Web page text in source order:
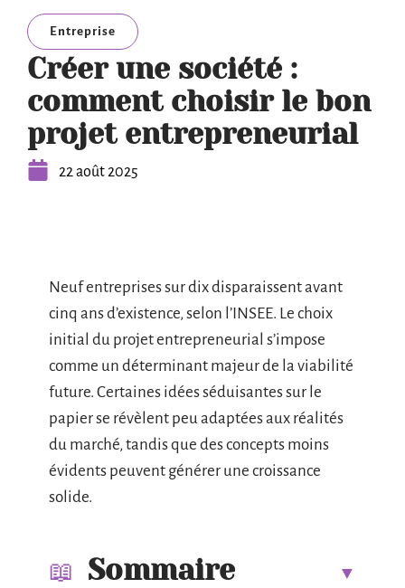
Entreprise
Créer une société :
comment choisir le bon
projet entrepreneurial
22 août 2025
Neuf entreprises sur dix disparaissent avant
cinq ans d’existence, selon l’INSEE. Le choix
initial du projet entrepreneurial s’impose
comme un déterminant majeur de la viabilité
future. Certaines idées séduisantes sur le
papier se révèlent peu adaptées aux réalités
du marché, tandis que des concepts moins
évidents peuvent générer une croissance
solide.
Sommaire